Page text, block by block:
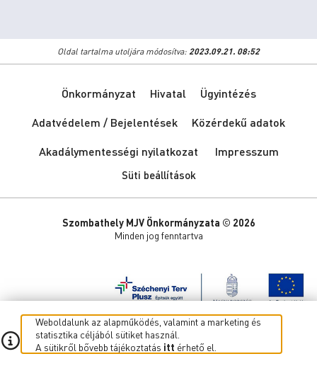
Oldal tartalma utoljára módosítva: 2023.09.21. 08:52
Önkormányzat Hivatal
Ügyintézés
Adatvédelem / Bejelentések
Közérdekű adatok
Akadálymentességi nyilatkozat
Impresszum
Süti beállítások
Szombathely MJV Önkormányzata © 2026
Minden jog fenntartva
Weboldalunk az alapműködés, valamint a marketing és
statisztika céljából sütiket használ.
A sütikről bővebb tájékoztatás itt érhető el.